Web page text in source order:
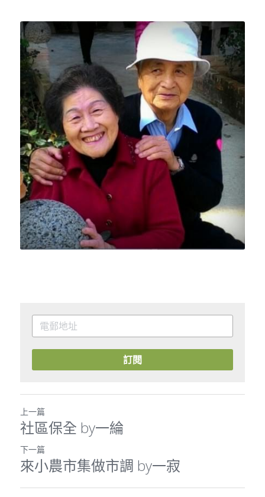
訂閱
上一篇
社區保全 by一綸
下一篇
來小農市集做市調 by一寂